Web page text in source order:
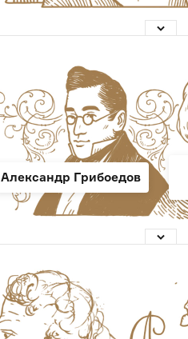
Александр Грибоедов